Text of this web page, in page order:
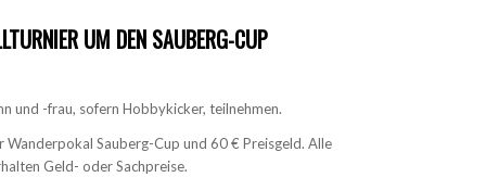
UM DEN SAUBERG-CUP
und -frau, sofern Hobbykicker, teilnehmen.
Wanderpokal Sauberg-Cup und 60 € Preisgeld. Alle
Geld- oder Sachpreise.